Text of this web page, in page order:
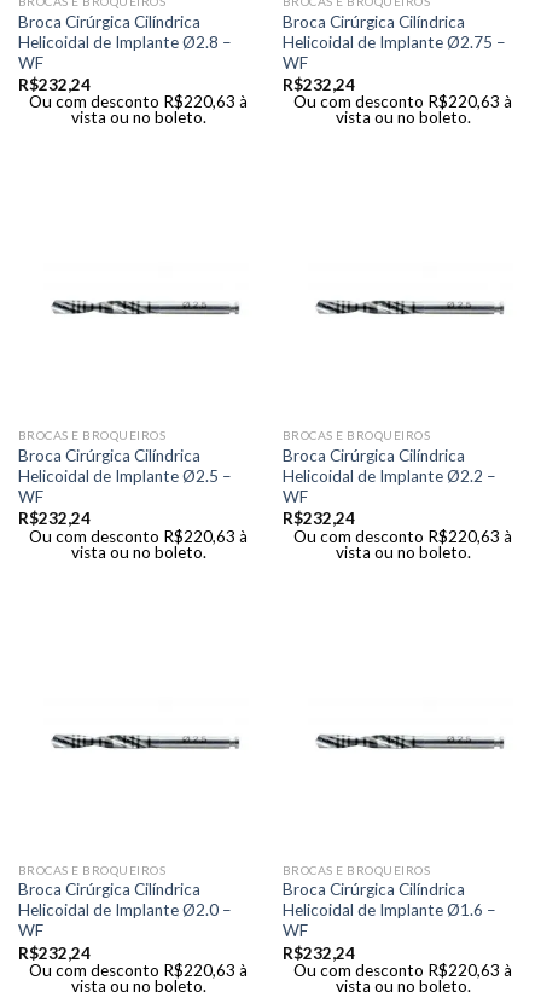
Broca Cirúrgica Cilíndrica
Helicoidal de Implante Ø2.8 –
WF
R$232,24
Ou com desconto R$220,63 à
vista ou no boleto.
Broca Cirúrgica Cilíndrica
Helicoidal de Implante Ø2.75 –
WF
R$232,24
Ou com desconto R$220,63 à
vista ou no boleto.
BROCAS E BROQUEIROS
Broca Cirúrgica Cilíndrica
Helicoidal de Implante Ø2.5 –
WF
R$232,24
Ou com desconto R$220,63 à
vista ou no boleto.
BROCAS E BROQUEIROS
Broca Cirúrgica Cilíndrica
Helicoidal de Implante Ø2.2 –
WF
R$232,24
Ou com desconto R$220,63 à
vista ou no boleto.
BROCAS E BROQUEIROS
Broca Cirúrgica Cilíndrica
Helicoidal de Implante Ø2.0 –
WF
R$232,24
Ou com desconto R$220,63 à
vista ou no boleto.
BROCAS E BROQUEIROS
Broca Cirúrgica Cilíndrica
Helicoidal de Implante Ø1.6 –
WF
R$232,24
Ou com desconto R$220,63 à
vista ou no boleto.